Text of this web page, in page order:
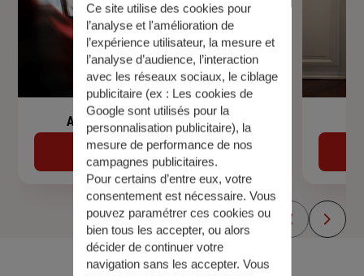
Assurance de prêt immobilier
Découvrir
Ce site utilise des cookies pour
l’analyse et l'amélioration de
l’expérience utilisateur, la mesure et
l’analyse d’audience, l’interaction
avec les réseaux sociaux, le ciblage
publicitaire (ex : Les cookies de
Google sont utilisés pour la
personnalisation publicitaire), la
mesure de performance de nos
campagnes publicitaires.
Pour certains d’entre eux, votre
consentement est nécessaire. Vous
pouvez paramétrer ces cookies ou
bien tous les accepter, ou alors
décider de continuer votre
navigation sans les accepter. Vous